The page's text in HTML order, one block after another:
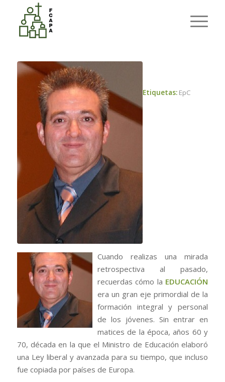
Últimas entradas
Usted está aquí:
Cuando realizas una mirada
retrospectiva al pasado,
recuerdas cómo la EDUCACIÓN
era un gran eje primordial de la
formación integral y personal
de los jóvenes. Sin entrar en
matices de la época, años 60 y
70, década en la que el Ministro de Educación elaboró
una Ley liberal y avanzada para su tiempo, que incluso
fue copiada por países de Europa.
Etiquetas: EpC